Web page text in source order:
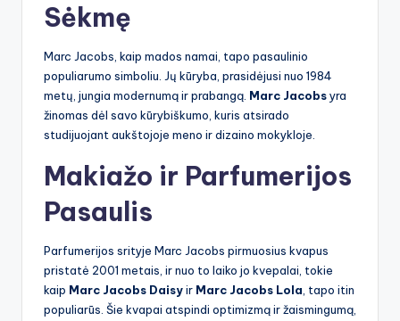
Sėkmę
Marc Jacobs, kaip mados namai, tapo pasaulinio
populiarumo simboliu. Jų kūryba, prasidėjusi nuo 1984
metų, jungia modernumą ir prabangą. Marc Jacobsyra
žinomas dėl savo kūrybiškumo, kuris atsirado
studijuojant aukštojoje meno ir dizaino mokykloje.
Makiažo ir Parfumerijos
Pasaulis
Parfumerijos srityje Marc Jacobs pirmuosius kvapus
pristatė 2001 metais, ir nuo to laiko jo kvepalai, tokie
kaip Marc Jacobs Daisyir Marc Jacobs Lola, tapo itin
populiarūs. Šie kvapai atspindi optimizmą ir žaismingumą,